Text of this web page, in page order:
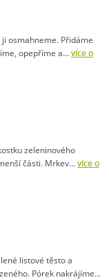
osmahneme. Přidáme
opepříme a...více o
zeleninového
části. Mrkev...více o
listové těsto a
Pórek nakrájíme...